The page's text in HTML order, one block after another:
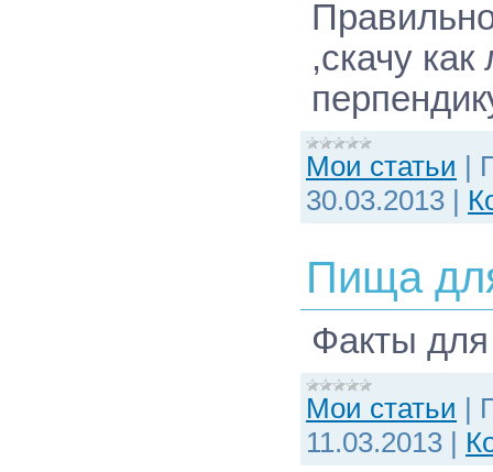
,скачу
Мои статьи |
30.03.2013 |
Пища
Факты
Мои статьи |
11.03.2013 |